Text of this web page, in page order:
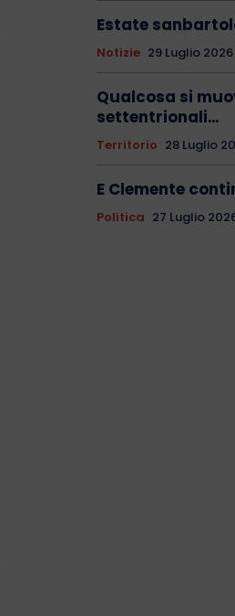
Estate
Notizie 29 Luglio 2026
Qualcosa si
settentrionali…
Territorio 28 Luglio
E Clemente
Politica 27 Luglio